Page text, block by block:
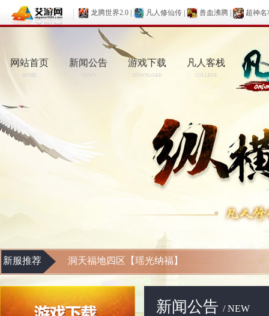
龙腾世界2.0 凡人修仙传 兽血沸腾 超神名
网站首页
HOME
新闻公告
NEWS
游戏下载
DOWNLOAD
凡人客栈
COLLEGE
新服推荐 洞天福地四区【瑶光纳福】
新闻公告 / NEW